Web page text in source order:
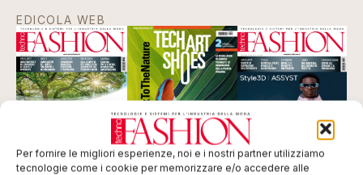
Per fornire le migliori esperienze, noi e i nostri partner utilizziamo
tecnologie come i cookie per memorizzare e/o accedere alle
EDICOLA WEB